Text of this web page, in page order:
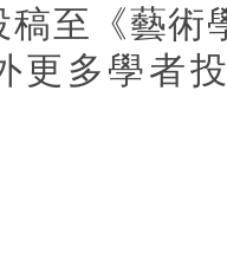
稿至《藝術
更多學者